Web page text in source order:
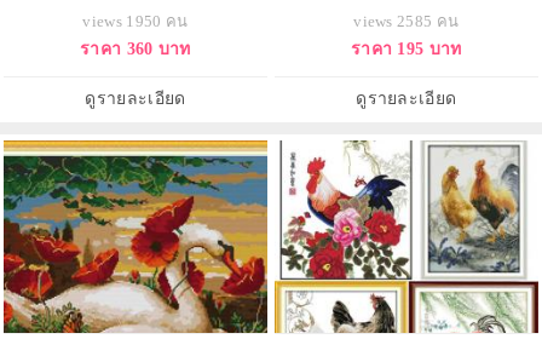
views 1950 คน
ราคา 360 บาท
ดูรายละเอียด
views 2585 คน
ราคา 195 บาท
ดูรายละเอียด